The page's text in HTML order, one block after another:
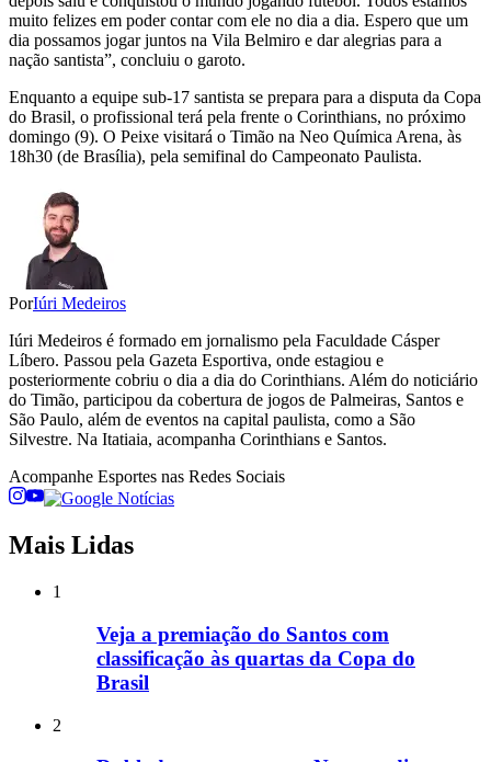
muito felizes em poder contar com ele no dia a dia. Espero que um
dia possamos jogar juntos na Vila Belmiro e dar alegrias para a
nação santista”, concluiu o garoto.
Enquanto a equipe sub-17 santista se prepara para a disputa da Copa
do Brasil, o profissional terá pela frente o Corinthians, no próximo
domingo (9). O Peixe visitará o Timão na Neo Química Arena, às
18h30 (de Brasília), pela semifinal do Campeonato Paulista.
PorIúri Medeiros
Iúri Medeiros é formado em jornalismo pela Faculdade Cásper
Líbero. Passou pela Gazeta Esportiva, onde estagiou e
posteriormente cobriu o dia a dia do Corinthians. Além do noticiário
do Timão, participou da cobertura de jogos de Palmeiras, Santos e
São Paulo, além de eventos na capital paulista, como a São
Silvestre. Na Itatiaia, acompanha Corinthians e Santos.
Acompanhe Esportes nas Redes Sociais
Mais Lidas
1
Veja a premiação do Santos com
classificação às quartas da Copa do
Brasil
2